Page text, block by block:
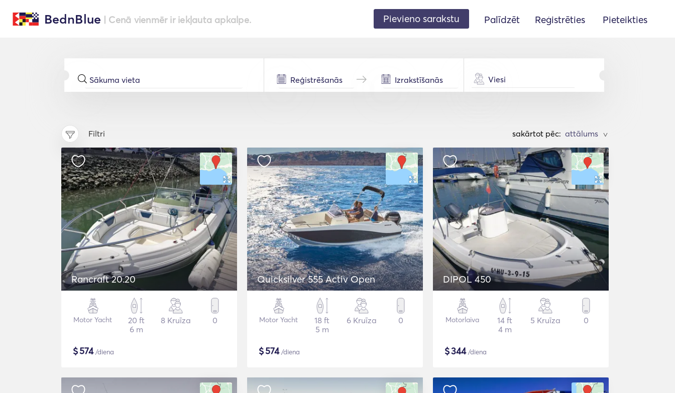
BednBlue | Cenā vienmēr ir iekļauta apkalpe. Pievieno sarakstu Palīdzēt Reģistrēties Pieteikties
Viesi
Filtri sakārtot pēc: >
Rancraft 20.20
Motor Yacht
20 ft
6 m
8 Kruīza 0
$574/diena
Quicksilver 555 Activ Open
Motor Yacht
18 ft
5 m
6 Kruīza 0
$574/diena
DIPOL 450
Motorlaiva
14 ft
4 m
5 Kruīza 0
$344/diena